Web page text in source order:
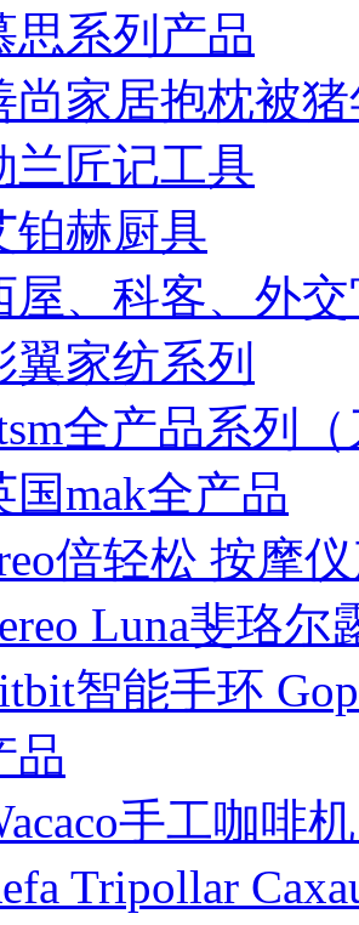
思系列产品
尚家居抱枕被
兰匠记工具
铂赫厨具
屋、科客、外
翼家纺系列
全产品系列
国mak全产品
倍轻松 按摩
Luna斐珞
智能手环
品
手工咖啡
Tripollar